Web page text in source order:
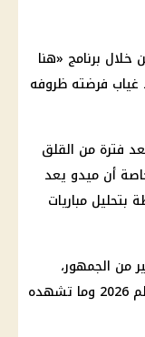
برنامج «هنا
بعد غياب فرضته ظروفه
فترة من القلق
أن ميدو يعد
بتحليل مباريات
من الجمهور،
خصوصًا مع تزامنها مع منافسات كأس العالم 2026 وما تشهده